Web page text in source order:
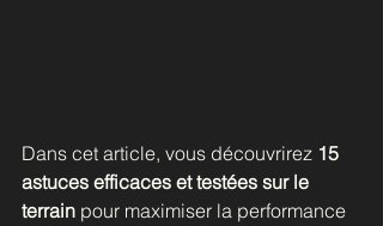
Dans cet article, vous découvrirez 15
astuces efficaces et testées sur le
terrain pour maximiser la performance